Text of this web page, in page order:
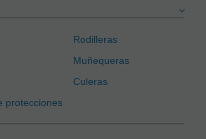
Rodilleras
Muñequeras
Culeras
protecciones